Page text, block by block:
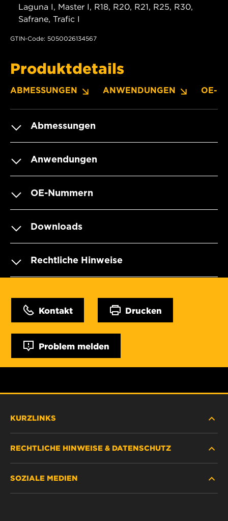
Laguna I, Master I, R18, R20, R21, R25, R30,
Safrane, Trafic I
GTIN-Code: 5050026134567
Produktdetails
ABMESSUNGEN ANWENDUNGEN OE-
Abmessungen
Anwendungen
OE-Nummern
Downloads
Rechtliche Hinweise
Kontakt Drucken
Problem melden
KURZLINKS
HÄNDLERSUCHE
RECHTLICHE HINWEISE & DATENSCHUTZ
SOZIALE MEDIEN